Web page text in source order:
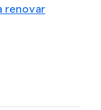
renovar